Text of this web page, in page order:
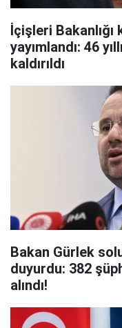
İçişleri Bakanlığı
yayımlandı: 46 yıllık yönetmelik yürürlükten
kaldırıldı
Bakan Gürlek
duyurdu: 382
alındı!